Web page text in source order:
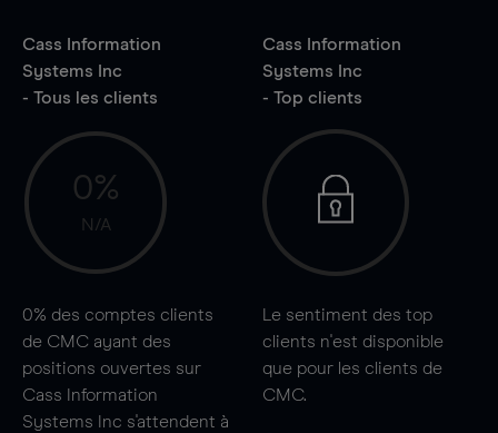
Cass Information
Systems Inc
- Tous les clients
0%
N/A
0% des comptes clients
de CMC ayant des
positions ouvertes sur
Cass Information
Systems Inc s'attendent à
Cass Information
Systems Inc
- Top clients
Le sentiment des top
clients n'est disponible
que pour les clients de
CMC.